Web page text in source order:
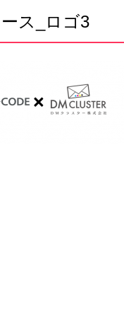
ス_ロゴ3